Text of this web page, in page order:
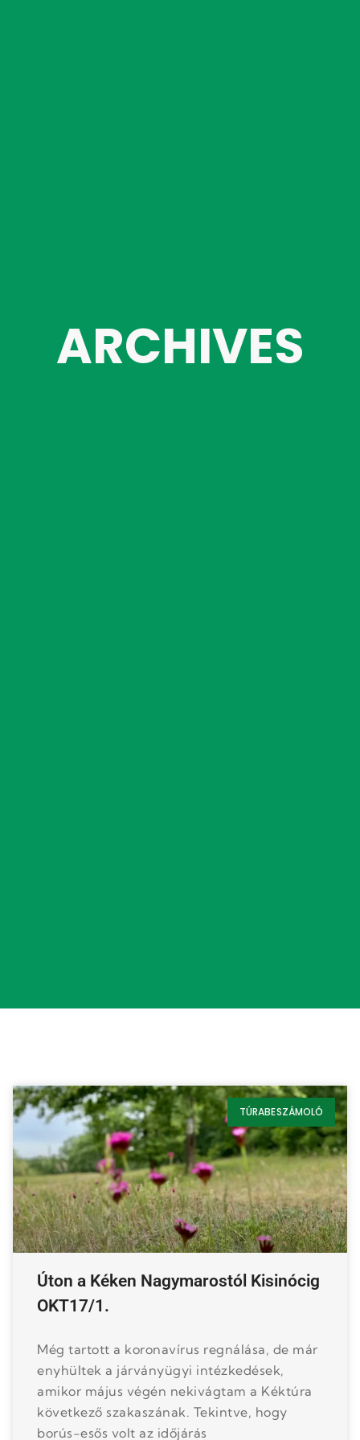
ARCHIVES
TÚRABESZÁMOLÓ
Úton a Kéken Nagymarostól Kisinócig
OKT17/1.
Még tartott a koronavírus regnálása, de már
enyhültek a járványügyi intézkedések,
amikor május végén nekivágtam a Kéktúra
következő szakaszának. Tekintve, hogy
borús-esős volt az időjárás